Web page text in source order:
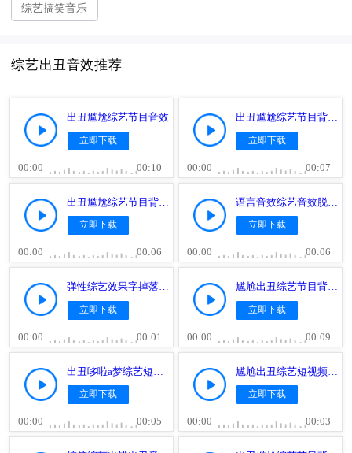
综艺搞笑音乐
综艺出丑音效推荐
出丑尴尬综艺节目音效
立即下载
00:00 00:10
出丑尴尬综艺节目背景音效
立即下载
00:00 00:07
出丑尴尬综艺节目背景音效
立即下载
00:00 00:06
语言音效综艺音效脱口秀选秀出糗出丑音效
立即下载
00:00 00:06
弹性综艺效果字掉落出丑咚音效(综艺音效的声音)
立即下载
00:00 00:01
尴尬出丑综艺节目背景音效
立即下载
00:00 00:09
立即下载
00:00 00:05
尴尬出丑综艺短视频尴尬转场(综艺音效的声音)
立即下载
00:00 00:03